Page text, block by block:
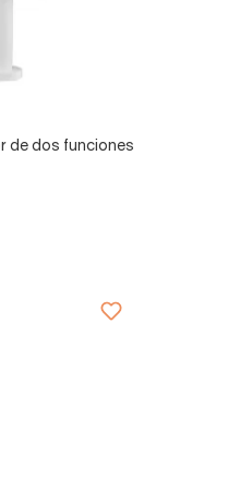
de dos funciones